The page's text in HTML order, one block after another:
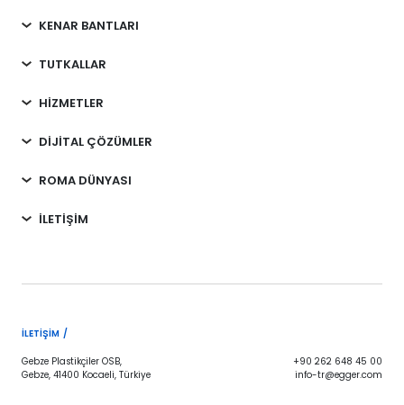
KENAR BANTLARI
TUTKALLAR
HİZMETLER
DİJİTAL ÇÖZÜMLER
ROMA DÜNYASI
İLETİŞİM
İLETIŞIM /
Gebze Plastikçiler OSB,
Gebze, 41400 Kocaeli, Türkiye
+90 262 648 45 00
info-tr@egger.com